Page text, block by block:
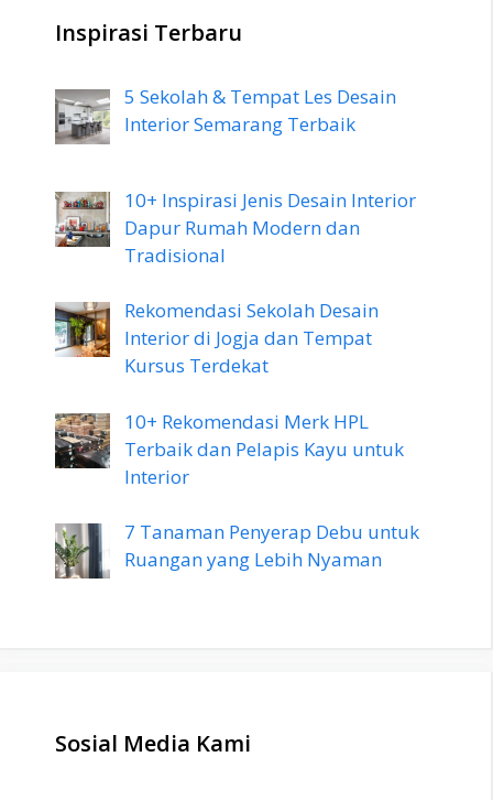
Inspirasi Terbaru
5 Sekolah & Tempat Les Desain
Interior Semarang Terbaik
10+ Inspirasi Jenis Desain Interior
Dapur Rumah Modern dan
Tradisional
Rekomendasi Sekolah Desain
Interior di Jogja dan Tempat
Kursus Terdekat
10+ Rekomendasi Merk HPL
Terbaik dan Pelapis Kayu untuk
Interior
7 Tanaman Penyerap Debu untuk
Ruangan yang Lebih Nyaman
Sosial Media Kami